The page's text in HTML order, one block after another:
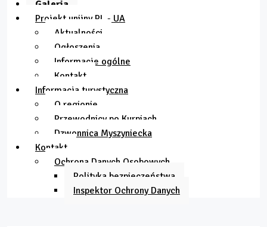
Galeria
Projekt unijny PL - UA
Aktualności
Ogłoszenia
Informacje ogólne
Kontakt
Informacja turystyczna
O regionie
Przewodnicy po Kurpiach
Dzwonnica Myszyniecka
Kontakt
Ochrona Danych Osobowych
Polityka bezpieczeństwa
Inspektor Ochrony Danych